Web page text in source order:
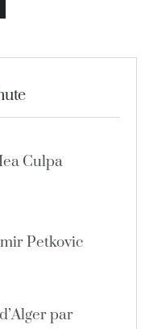
Culpa
Petkovic
par